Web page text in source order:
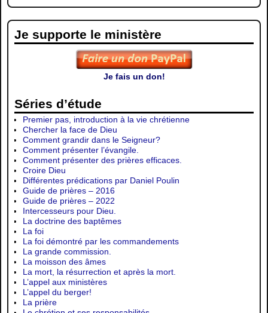
Je supporte le ministère
Je fais un don!
Séries d’étude
Premier pas, introduction à la vie chrétienne
Chercher la face de Dieu
Comment grandir dans le Seigneur?
Comment présenter l’évangile.
Comment présenter des prières efficaces.
Croire Dieu
Différentes prédications par Daniel Poulin
Guide de prières – 2016
Guide de prières – 2022
Intercesseurs pour Dieu.
La doctrine des baptêmes
La foi
La foi démontré par les commandements
La grande commission.
La moisson des âmes
La mort, la résurrection et après la mort.
L’appel aux ministères
L’appel du berger!
La prière